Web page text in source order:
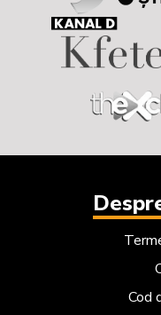
Cod